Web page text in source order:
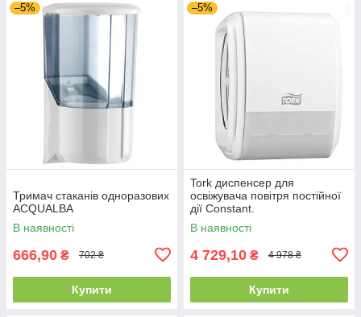
–5%
Тримач стаканів одноразових
ACQUALBA
В наявності
666,90 ₴ 702 ₴
Купити
–5%
Tork диспенсер для
освіжувача повітря постійної
дії Constant.
В наявності
4 729,10 ₴ 4 978 ₴
Купити